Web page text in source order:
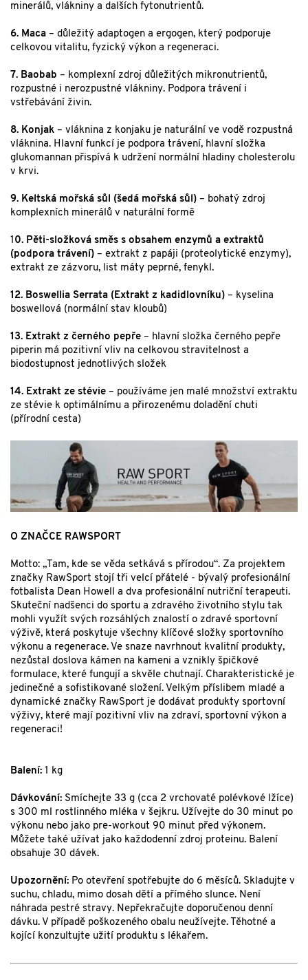
minerálů, vlákniny a dalších fytonutrientů.
6. Maca – důležitý adaptogen a ergogen, který podporuje
celkovou vitalitu, fyzický výkon a regeneraci.
7. Baobab – komplexní zdroj důležitých mikronutrientů,
rozpustné i nerozpustné vlákniny. Podpora trávení i
vstřebávání živin.
8. Konjak – vláknina z konjaku je naturální ve vodě rozpustná
vláknina. Hlavní funkcí je podpora trávení, hlavní složka
glukomannan přispívá k udržení normální hladiny cholesterolu
v krvi.
9. Keltská mořská sůl (šedá mořská sůl) – bohatý zdroj
komplexních minerálů v naturální formě
1 0. Pěti-složková směs s obsahem enzymů a extraktů
(podpora trávení) – extrakt z papáji (proteolytické enzymy),
extrakt ze zázvoru, list máty peprné, fenykl.
12. Boswellia Serrata (Extrakt z kadidlovníku) – kyselina
boswellová (normální stav kloubů)
13. Extrakt z černého pepře – hlavní složka černého pepře
piperin má pozitivní vliv na celkovou stravitelnost a
biodostupnost jednotlivých složek
14. Extrakt ze stévie – používáme jen malé množství extraktu
ze stévie k optimálnímu a přirozenému doladění chuti
(přírodní cesta)
O ZNAČCE RAWSPORT
Motto: „Tam, kde se věda setkává s přírodou“. Za projektem
značky RawSport stojí tři velcí přátelé - bývalý profesionální
fotbalista Dean Howell a dva profesionální nutriční terapeuti.
Skuteční nadšenci do sportu a zdravého životního stylu tak
mohli využít svých rozsáhlých znalostí o zdravé sportovní
výživě, která poskytuje všechny klíčové složky sportovního
výkonu a regenerace. Ve snaze navrhnout kvalitní produkty,
nezůstal doslova kámen na kameni a vznikly špičkové
formulace, které fungují a skvěle chutnají. Charakteristické je
jedinečné a sofistikované složení. Velkým příslibem mladé a
dynamické značky RawSport je dodávat produkty sportovní
výživy, které mají pozitivní vliv na zdraví, sportovní výkon a
regeneraci!
Balení: 1 kg
Dávkování: Smíchejte 33 g (cca 2 vrchovaté polévkové lžíce)
s 300 ml rostlinného mléka v šejkru. Užívejte do 30 minut po
výkonu nebo jako pre-workout 90 minut před výkonem.
Můžete také užívat jako každodenní zdroj proteinu. Balení
obsahuje 30 dávek.
Upozornění: Po otevření spotřebujte do 6 měsíců. Skladujte v
suchu, chladu, mimo dosah dětí a přímého slunce. Není
náhrada pestré stravy. Nepřekračujte doporučenou denní
dávku. V případě poškozeného obalu neužívejte. Těhotné a
kojící konzultujte užití produktu s lékařem.